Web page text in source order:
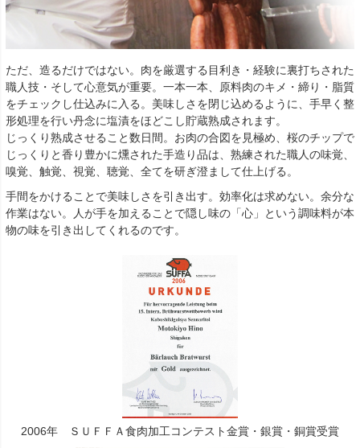
ただ、造るだけではない。肉を厳選する目利き・経験に裏打ちされた
職人技・そして心意気が重要。一本一本、原料肉のキメ・締り・脂質
をチェックし仕込みに入る。美味しさを閉じ込めるように、手早く整
形処理を行い丹念に塩漬をほどこし貯蔵熟成されます。
じっくり熟成させること数日間。お肉の合図を見極め、桜のチップで
じっくりと香り豊かに燻された手造り品は、熟練された職人の味覚、
嗅覚、触覚、視覚、聴覚、全てを研ぎ澄まして仕上げる。
手間をかけることで美味しさを引き出す。効率化は求めない。余分な
作業はない。人が手を加えることで隠し味の「心」という調味料が本
物の味を引き出してくれるのです。
2006年 ＳＵＦＦＡ食肉加工コンテスト金賞・銀賞・銅賞受賞